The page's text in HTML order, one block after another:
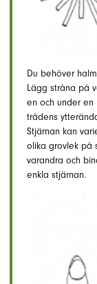
Du behöver
Lägg stråna på
en och under
trådens
Stjärnan kan
olika grovlek på
varandra och
enkla stjärnan.